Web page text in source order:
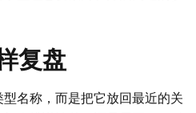
复盘
名称，而是把它放回最近的关